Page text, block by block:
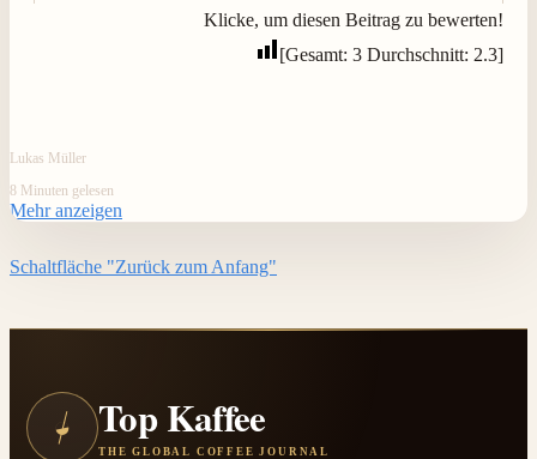
Klicke, um diesen Beitrag zu bewerten!
[Gesamt: 3 Durchschnitt: 2.3]
Lukas Müller
8 Minuten gelesen
Mehr anzeigen
Schaltfläche "Zurück zum Anfang"
◒ Top Kaffee
THE GLOBAL COFFEE JOURNAL